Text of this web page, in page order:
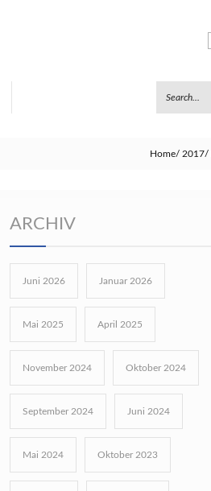
Home 2017
ARCHIV
Juni 2026 Januar 2026
Mai 2025 April 2025
November 2024 Oktober 2024
September 2024 Juni 2024
Mai 2024 Oktober 2023